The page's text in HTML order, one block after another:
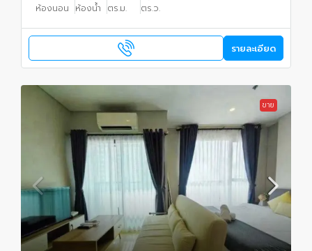
ห้องนอน ห้องน้ำ ตร.ม. ตร.ว.
รายละเอียด
ขาย